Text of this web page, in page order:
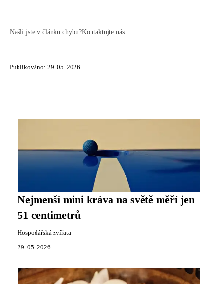
Našli jste v článku chybu?Kontaktujte nás
Publikováno: 29. 05. 2026
Nejmenší mini kráva na světě měří jen
51 centimetrů
Hospodářská zvířata
29. 05. 2026